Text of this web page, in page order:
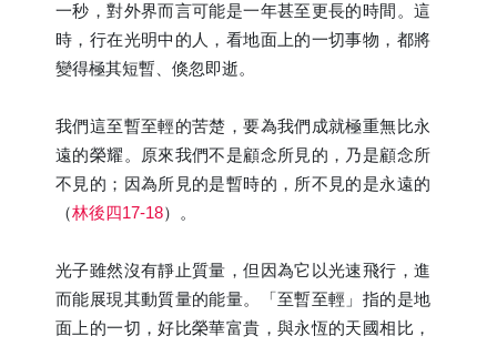
一秒，對外界而言可能是一年甚至更長的時間。這
時，行在光明中的人，看地面上的一切事物，都將
變得極其短暫、倏忽即逝。
我們這至暫至輕的苦楚，要為我們成就極重無比永
遠的榮耀。原來我們不是顧念所見的，乃是顧念所
不見的；因為所見的是暫時的，所不見的是永遠的
（林後四17-18）。
光子雖然沒有靜止質量，但因為它以光速飛行，進
而能展現其動質量的能量。「至暫至輕」指的是地
面上的一切，好比榮華富貴，與永恆的天國相比，